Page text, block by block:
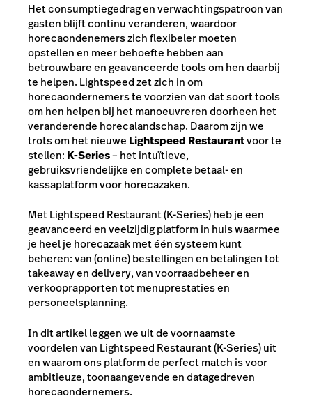
Het consumptiegedrag en verwachtingspatroon van
gasten blijft continu veranderen, waardoor
horecaondenemers zich flexibeler moeten
opstellen en meer behoefte hebben aan
betrouwbare en geavanceerde tools om hen daarbij
te helpen. Lightspeed zet zich in om
horecaondernemers te voorzien van dat soort tools
om hen helpen bij het manoeuvreren doorheen het
veranderende horecalandschap. Daarom zijn we
trots om het nieuwe Lightspeed Restaurantvoor te
stellen: K-Series– het intuïtieve,
gebruiksvriendelijke en complete betaal- en
kassaplatform voor horecazaken.
Met Lightspeed Restaurant (K-Series) heb je een
geavanceerd en veelzijdig platform in huis waarmee
je heel je horecazaak met één systeem kunt
beheren: van (online) bestellingen en betalingen tot
takeaway en delivery, van voorraadbeheer en
verkooprapporten tot menuprestaties en
personeelsplanning.
In dit artikel leggen we uit de voornaamste
voordelen van Lightspeed Restaurant (K-Series) uit
en waarom ons platform de perfect match is voor
ambitieuze, toonaangevende en datagedreven
horecaondernemers.